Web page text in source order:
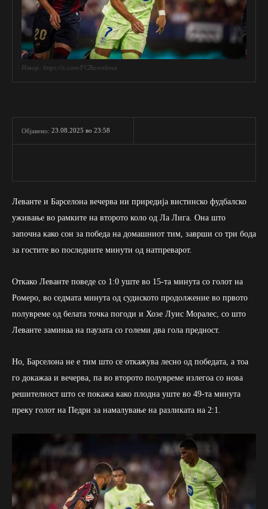
Извор: https://x.com/FCBarcelona
Објавено: 23.08.2025 во 23:58
Леванте и Барселона вечерва ни приредија вистинско фудбалско
уживање во рамките на второто коло од Ла Лига. Она што
започна како сон за победа на домашниот тим, заврши со три бода
за гостите во последните минути од натпреварот.
Откако Леванте поведе со 1:0 уште во 15-та минута со голот на
Ромеро, во седмата минута од судиското продолжение во првото
полувреме од белата точка погоди и Хозе Луис Моралес, со што
Леванте заминаа на паузата со големи два гола предност.
Но, Барселона не е тим што се откажува лесно од победата, а тоа
го докажаа и вечерва, па во второто полувреме излегоа со нова
решителност што се покажа како плодна уште во 49-та минута
преку голот на Педри за намалување на разликата на 2:1.